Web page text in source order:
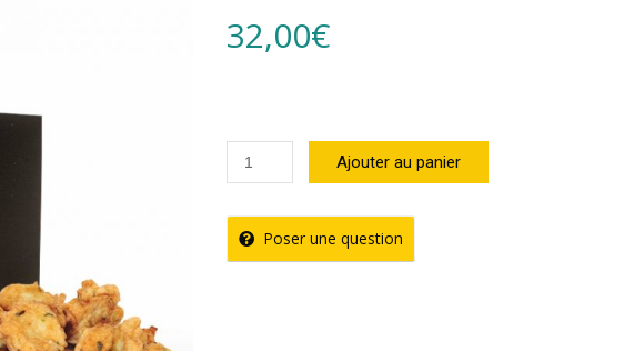
32,00€
quantité
de
Coffret
Apéro
Ajouter au panier
Poser une question